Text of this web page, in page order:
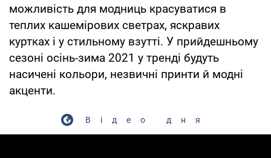
можливість для модниць красуватися в
теплих кашемірових светрах, яскравих
куртках і у стильному взутті. У прийдешньому
сезоні осінь-зима 2021 у тренді будуть
насичені кольори, незвичні принти й модні
акценти.
Відео дня